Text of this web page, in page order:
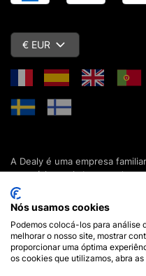
€ EUR
A Dealy é uma empresa
acessórios mais baratos do
colecções de capas, estojos,
para o seu smartphone,
Desde 2012, apresentamos
oferecer ainda mais opções
em França e em todo o
alguma pergunta, a nossa
Nós usamos cookies
Podemos colocá-los para análise
melhorar o nosso site, mostrar
proporcionar uma óptima
os cookies que utilizamos, abra